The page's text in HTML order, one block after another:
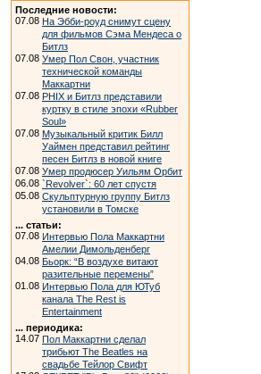
Последние новости:
07.08 На Эбби-роуд снимут сцену
для фильмов Сэма Мендеса о
Битлз
07.08 Умер Пол Свон, участник
технической команды
Маккартни
07.08 PHIX и Битлз представили
куртку в стиле эпохи «Rubber
Soul»
07.08 Музыкальный критик Билл
Уаймен представил рейтинг
песен Битлз в новой книге
07.08 Умер продюсер Уильям Орбит
06.08 `Revolver`: 60 лет спустя
05.08 Скульптурную группу Битлз
установили в Томске
... статьи:
07.08 Интервью Пола Маккартни
Амелии Димольденберг
04.08 Бьорк: “В воздухе витают
разительные перемены”
01.08 Интервью Пола для ЮТуб
канала The Rest is
Entertainment
... периодика:
14.07 Пол Маккартни сделал
трибьют The Beatles на
свадьбе Тейлор Свифт